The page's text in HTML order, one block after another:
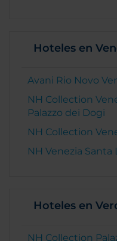
Hoteles en
Avani Rio Novo
NH Collection
Palazzo dei Dogi
NH Collection
NH Venezia Santa
Hoteles en
NH Collection